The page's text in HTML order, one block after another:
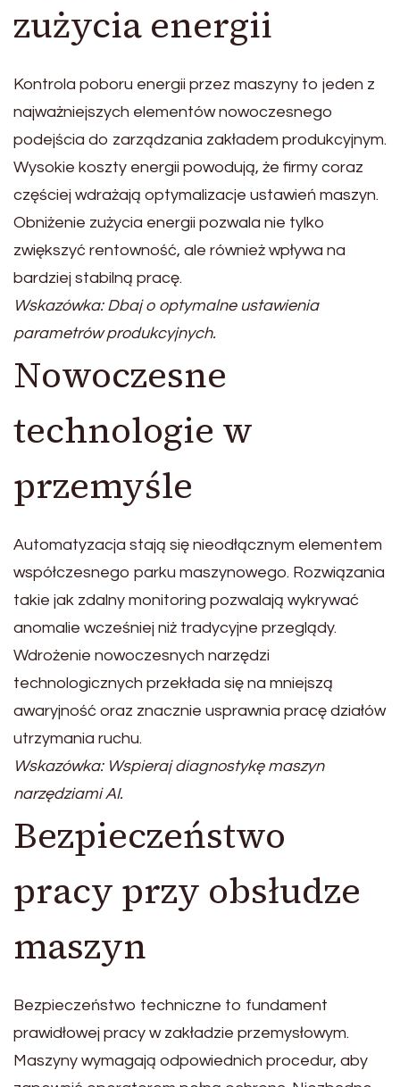
zużycia energii
Kontrola poboru energii przez maszyny to jeden z
najważniejszych elementów nowoczesnego
podejścia do zarządzania zakładem produkcyjnym.
Wysokie koszty energii powodują, że firmy coraz
częściej wdrażają optymalizacje ustawień maszyn.
Obniżenie zużycia energii pozwala nie tylko
zwiększyć rentowność, ale również wpływa na
bardziej stabilną pracę.
Wskazówka: Dbaj o optymalne ustawienia
parametrów produkcyjnych.
Nowoczesne
technologie w
przemyśle
Automatyzacja stają się nieodłącznym elementem
współczesnego parku maszynowego. Rozwiązania
takie jak zdalny monitoring pozwalają wykrywać
anomalie wcześniej niż tradycyjne przeglądy.
Wdrożenie nowoczesnych narzędzi
technologicznych przekłada się na mniejszą
awaryjność oraz znacznie usprawnia pracę działów
utrzymania ruchu.
Wskazówka: Wspieraj diagnostykę maszyn
narzędziami AI.
Bezpieczeństwo
pracy przy obsłudze
maszyn
Bezpieczeństwo techniczne to fundament
prawidłowej pracy w zakładzie przemysłowym.
Maszyny wymagają odpowiednich procedur, aby